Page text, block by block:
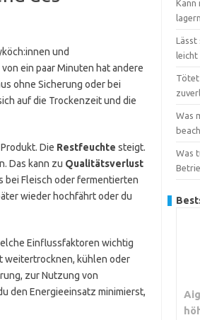
und
ein paar Minuten hat andere
ohne Sicherung oder bei
auf die Trockenzeit und die
Die Restfeuchte steigt.
Das kann zu Qualitätsverlust
bei Fleisch oder fermentierten
wieder hochfährt oder du
Einflussfaktoren wichtig
weitertrocknen, kühlen oder
zur Nutzung von
den Energieeinsatz minimierst,
Kann
leicht
Tötet
Was
Was